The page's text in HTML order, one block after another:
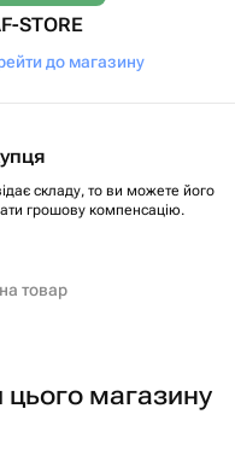
STORE
до магазину
складу, то ви можете його
грошову компенсацію.
товар
цього магазину